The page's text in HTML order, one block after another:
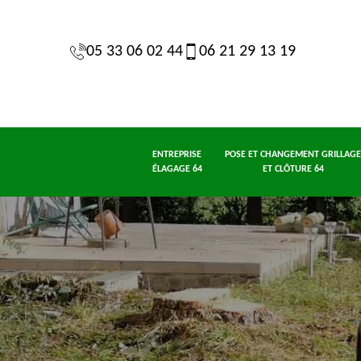
05 33 06 02 44 06 21 29 13 19
ENTREPRISE
ÉLAGAGE 64
POSE ET CHANGEMENT GRILLAGE
ET CLÔTURE 64
Etêtage 64
Jardinier taille
de haie 64
élagage